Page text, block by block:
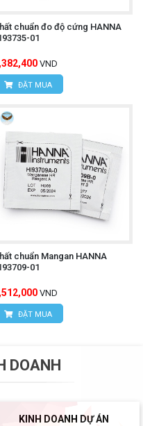
chuẩn đo độ cứng HANNA
01
VND
ĐẶT MUA
chuẩn Mangan HANNA
01
VND
ĐẶT MUA
DOANH
KINH DOANH DỰ ÁN